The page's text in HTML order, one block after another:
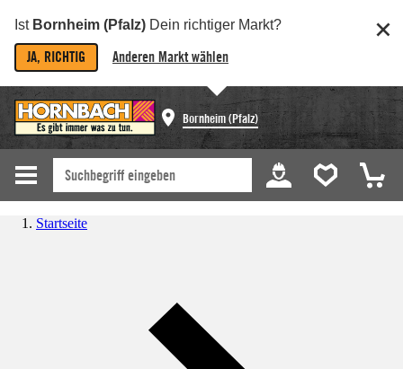
Ist Bornheim (Pfalz) Dein richtiger Markt?
JA, RICHTIG Anderen Markt wählen
Bornheim (Pfalz)
Startseite